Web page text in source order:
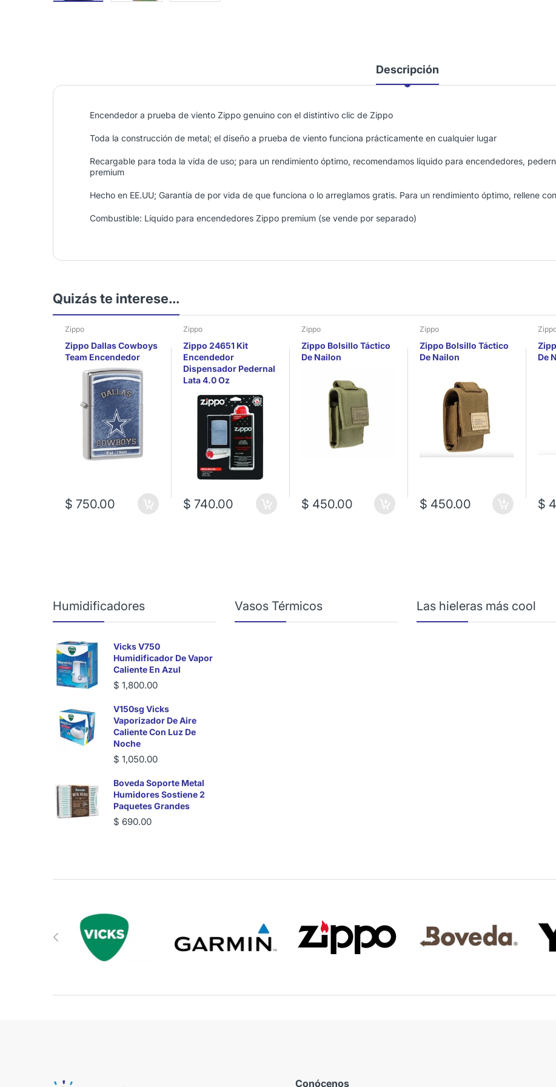
Descripción
Encendedor a prueba de viento Zippo genuino con el distintivo clic de Zippo
Toda la construcción de metal; el diseño a prueba de viento funciona prácticamente en cualquier lugar
Recargable para toda la vida de uso; para un rendimiento óptimo, recomendamos líquido para encendedores,
premium
Hecho en EE.UU; Garantía de por vida de que funciona o lo arreglamos gratis. Para un rendimiento óptimo, rellene
Combustible: Líquido para encendedores Zippo premium (se vende por separado)
Quizás te interese...
Zippo
Zippo Dallas Cowboys
Team Encendedor
$ 750.00
Zippo
Zippo 24651 Kit
Encendedor
Dispensador Pedernal
Lata 4.0 Oz
$ 740.00
Zippo
Zippo Bolsillo Táctico
De Nailon
$ 450.00
Zippo
Zippo Bolsillo Táctico
De Nailon
$ 450.00
De
$
Humidificadores
Vicks V750
Humidificador De Vapor
Caliente En Azul
$ 1,800.00
V150sg Vicks
Vaporizador De Aire
Caliente Con Luz De
Noche
$ 1,050.00
Boveda Soporte Metal
Humidores Sostiene 2
Paquetes Grandes
$ 690.00
Vasos Térmicos Las hieleras más cool
Conócenos